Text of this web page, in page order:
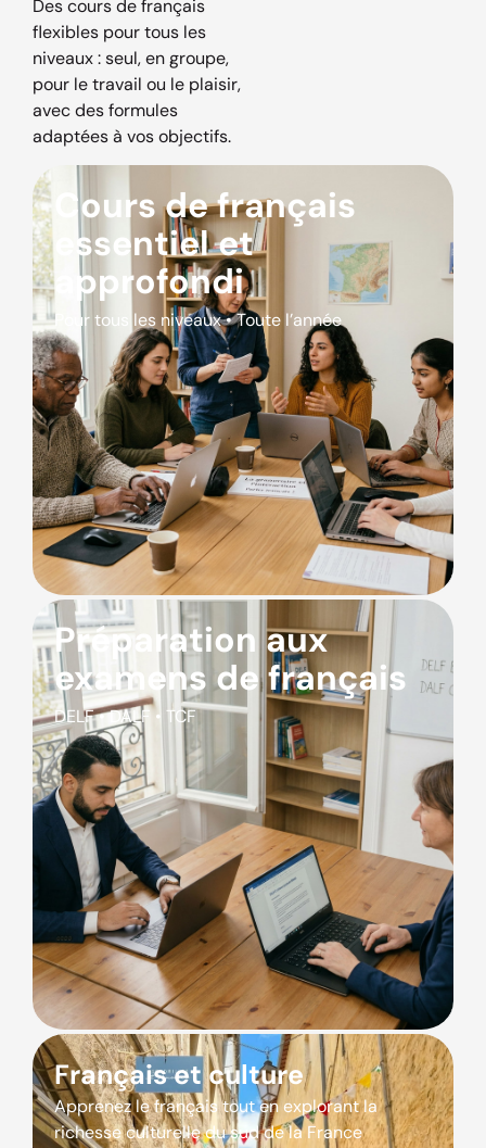
Des cours de français
flexibles pour tous les
niveaux : seul, en groupe,
pour le travail ou le plaisir,
avec des formules
adaptées à vos objectifs.
Cours de français
essentiel et
approfondi
Pour tous les niveaux • Toute l’année
Préparation aux
examens de français
DELF • DALF • TCF
Français et culture
Apprenez le français tout en explorant la
richesse culturelle du sud de la France